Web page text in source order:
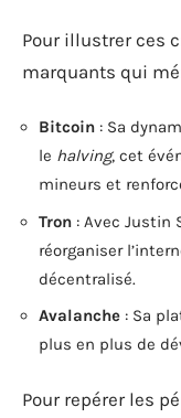
Pour illustrer ces
marquants qui
Bitcoin : Sa
le halving, cet
mineurs et
Tron : Avec Justin
réorganiser
décentralisé.
Avalanche : Sa
plus en plus de
Pour repérer les